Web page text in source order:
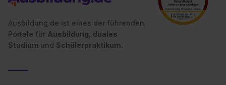
Ausbildung.de ist eines der führenden
Portale für Ausbildung, duales
Studium und Schülerpraktikum.